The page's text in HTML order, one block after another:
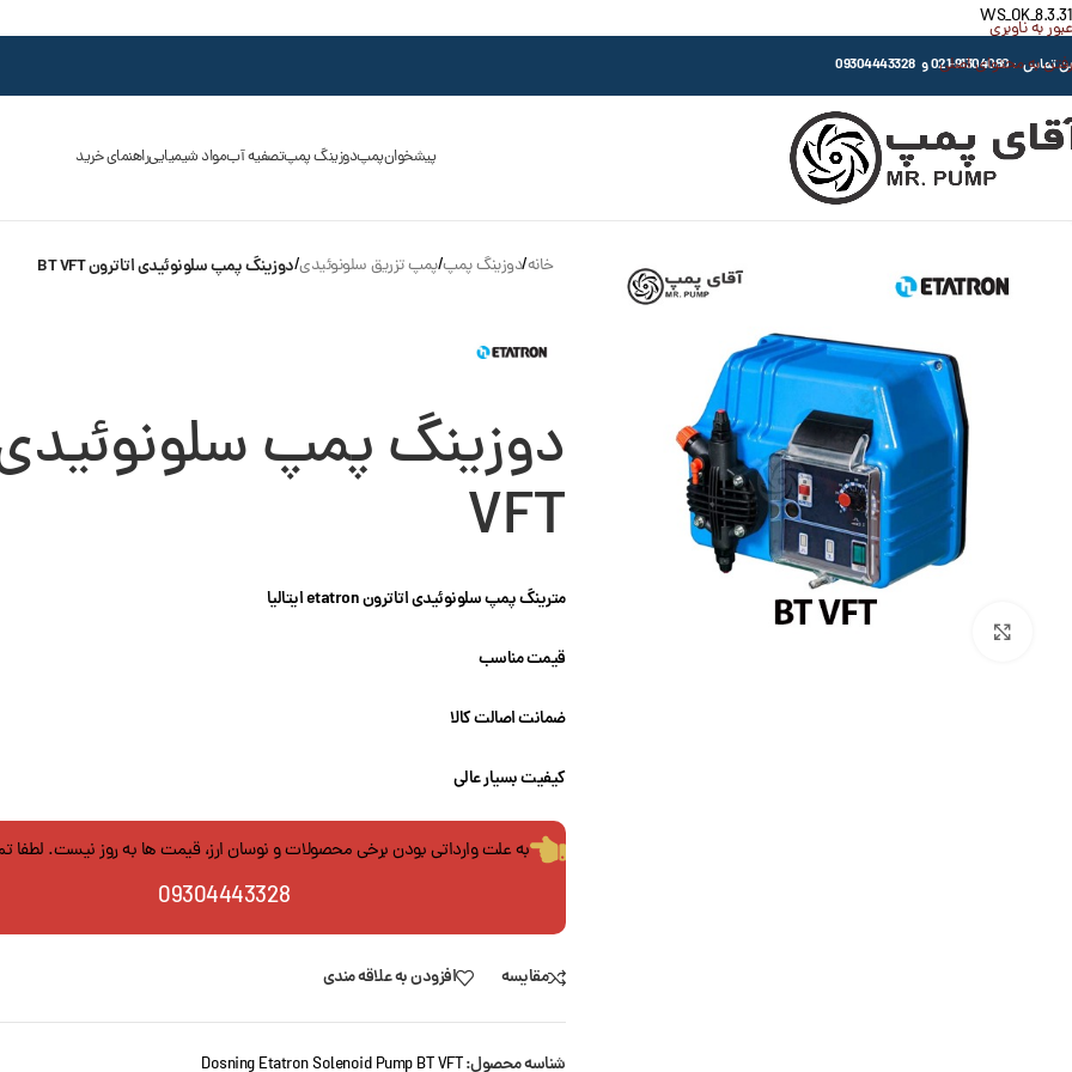
WS_OK_8.3.31
عبور به ناوبری
رفتن به محتوای اصلی
: 91304080-021 و 09304443328
پیشخوانپمپدوزینگ پمپتصفیه آبمواد شیمیاییراهنمای خرید
خانه/دوزینگ پمپ/پمپ تزریق سلونوئیدی/دوزینگ پمپ سلونوئیدی اتاترون BT VFT
VFT
مترینگ پمپ سلونوئیدی اتاترون etatron ایتالیا
قیمت مناسب
ضمانت اصالت کالا
کیفیت بسیار عالی
به علت وارداتی بودن برخی محصولات و نوسان ارز، قیمت ها به روز نیست. لطفا
09304443328
مقایسه افزودن به علاقه مندی
شناسه محصول:Dosning Etatron Solenoid Pump BT VFT